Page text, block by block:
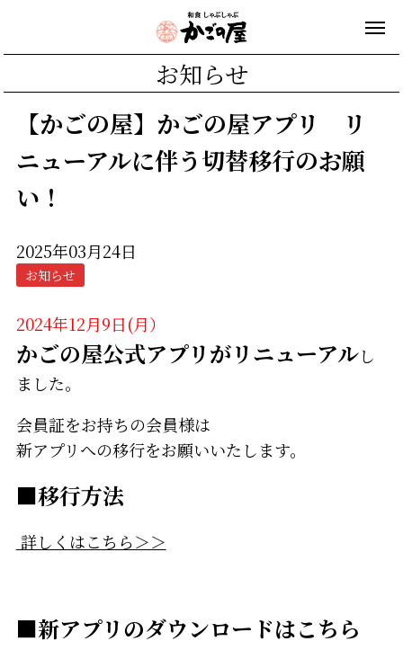
お知らせ
【かごの屋】かごの屋アプリ リ
ニューアルに伴う切替移行のお願
い！
2025年03月24日
お知らせ
2024年12月9日(月）
かごの屋公式アプリがリニューアルし
ました。
会員証をお持ちの会員様は
新アプリへの移行をお願いいたします。
■移行方法
詳しくはこちら＞＞
■新アプリのダウンロードはこちら